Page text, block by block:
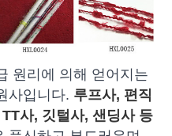
원리에 의해 얻어지는
사입니다. 루프사, 편직
사, 깃털사, 샌딩사 등